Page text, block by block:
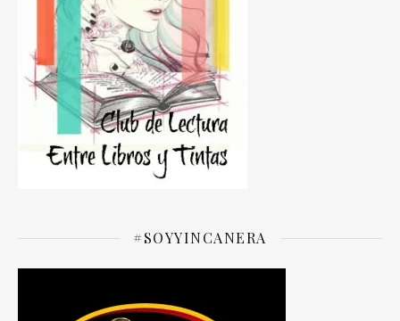
#SOYYINCANERA